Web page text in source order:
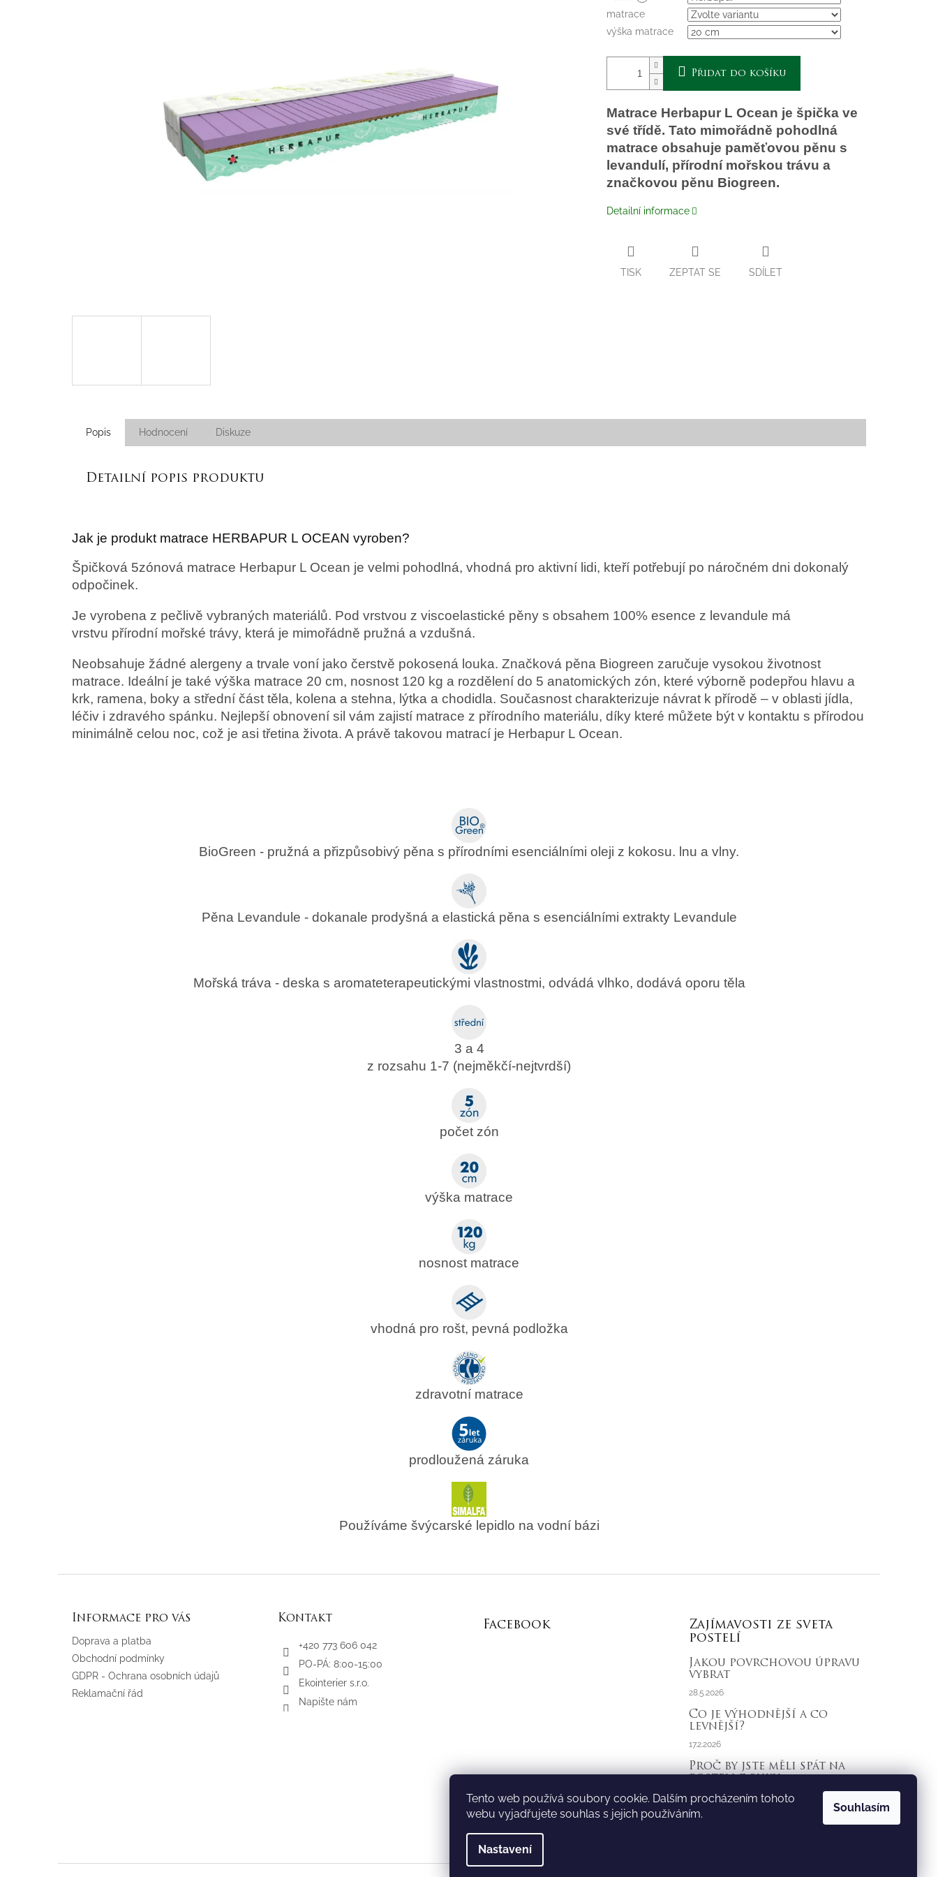
Tento web používá soubory cookie. Dalším procházením tohoto
webu vyjadřujete souhlas s jejich používáním.
Nastavení
Souhlasím
matrace
výška matrace
Přidat do košíku
Matrace Herbapur L Ocean je špička ve
své třídě. Tato mimořádně pohodlná
matrace obsahuje paměťovou pěnu s
levandulí, přírodní mořskou trávu a
značkovou pěnu Biogreen.
Detailní informace
TISK ZEPTAT SE SDÍLET
Popis Hodnocení Diskuze
Detailní popis produktu
Jak je produkt matrace HERBAPUR L OCEAN vyroben?
Špičková 5zónová matrace Herbapur L Ocean je velmi pohodlná, vhodná pro aktivní lidi, kteří potřebují po náročném dni dokonalý
odpočinek.
Je vyrobena z pečlivě vybraných materiálů. Pod vrstvou z viscoelastické pěny s obsahem 100% esence z levandule má
vrstvu přírodní mořské trávy, která je mimořádně pružná a vzdušná.
Neobsahuje žádné alergeny a trvale voní jako čerstvě pokosená louka. Značková pěna Biogreen zaručuje vysokou životnost
matrace. Ideální je také výška matrace 20 cm, nosnost 120 kg a rozdělení do 5 anatomických zón, které výborně podepřou hlavu a
krk, ramena, boky a střední část těla, kolena a stehna, lýtka a chodidla. Současnost charakterizuje návrat k přírodě – v oblasti jídla,
léčiv i zdravého spánku. Nejlepší obnovení sil vám zajistí matrace z přírodního materiálu, díky které můžete být v kontaktu s přírodou
minimálně celou noc, což je asi třetina života. A právě takovou matrací je Herbapur L Ocean.
BioGreen - pružná a přizpůsobivý pěna s přírodními esenciálními oleji z kokosu. lnu a vlny.
Pěna Levandule - dokanale prodyšná a elastická pěna s esenciálními extrakty Levandule
Mořská tráva - deska s aromateterapeutickými vlastnostmi, odvádá vlhko, dodává oporu těla
3 a 4
z rozsahu 1-7 (nejměkčí-nejtvrdší)
počet zón
výška matrace
nosnost matrace
vhodná pro rošt, pevná podložka
zdravotní matrace
prodloužená záruka
Používáme švýcarské lepidlo na vodní bázi
Informace pro vás
Doprava a platba
Obchodní podmínky
GDPR - Ochrana osobních údajů
Reklamační řád
Kontakt
+420 773 606 042
PO-PÁ: 8:00-15:00
Ekointerier s.r.o.
Napište nám
Facebook
Zajímavosti ze sveta
postelí
Jakou povrchovou úpravu
vybrat
28.5.2026
Co je výhodnější a co
levnější?
17.2.2026
Proč by jste měli spát na
23.1.2026